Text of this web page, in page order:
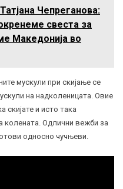
Чепреганова:
свеста за
Македонија во
мускули при скијање се
на надколеницата. Овие
скијате и исто така
колената. Одлични вежби за
односно чучњеви.